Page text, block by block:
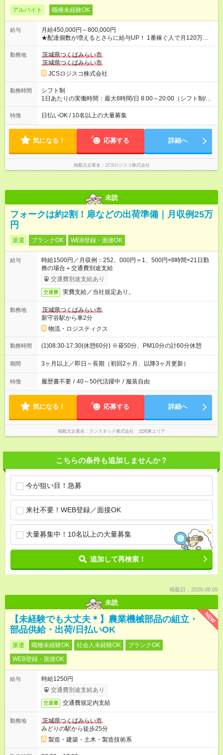
アルバイト 職種未経験OK
給与
月給450,000円～800,000円
★配達個数が増えるとさらに給与UP！ 1番稼ぐ人で月120万ほ
ど！ ・主要都市エリア 月収55万円／週5日稼働 月収65万~112
万円／週6日稼働 ・地方郊外エリア 月収40万円／週5日稼働 月
収40万円~50万円／週6日稼働 ＜モデルイメージ＞ ■月収50万
円 (27歳男性/江東区在住)※元建築関係 1日150個配達×25日勤務
(日休み) ■月収80万円(43歳男性/墨田区在住)※元営業 1日200個
勤務地
茨城県つくばみらい市
茨城県つくばみらい市
JCSロジスコ株式会社
勤務時間
シフト制
1日あたりの実働時間：最大8時間/日 8:00～20:00（シフト制/実
働8時間） ※週5日勤務（場所次第では週4も有り） ※配達状況に
よって時間外での勤務可能性有り ※案件により多少の前後あり
特徴 日払いOK / 10名以上の大量募集
気になる！ 応募する 詳細へ
掲載元企業名 JCSロジスコ株式会社
未読
フォークは約2割！扉などの出荷準備｜月収例25万
円
派遣 ブランクOK WEB登録・面接OK
給与
時給1500円／月収例：252、000円＝1、500円×8時間×21日勤
務の場合＋交通費別途支給
交通費別途支給あり
交通費 実費支給／当社規定あり。
勤務地
茨城県つくばみらい市
新守谷駅から車2分
物流・ロジスティクス
勤務時間 (1)08:30-17:30(休憩60分) ※昼50分、PM10分の計60分休憩
期間 3ヶ月以上／即日～長期（初回2ヶ月、以降3ヶ月更新）
特徴 履歴書不要 / 40～50代活躍中 / 服装自由
気になる！ 応募する 詳細へ
掲載元企業名 ランスタッド株式会社 北関東エリア
こちらの条件も追加しませんか？
今が狙い目！急募
来社不要！WEB登録／面接OK
大量募集中！10名以上の大量募集
追加して再検索！
掲載日：2026.08.05
未読
NEW
【未経験でも大丈夫＊】農業機械部品の組立・
部品供給・出荷/日払いOK
派遣 職種未経験OK 社会人未経験OK
ブランクOK
WEB登録・面接OK
給与
時給1250円
交通費別途支給あり
交通費 交通費規定内支給
勤務地
茨城県つくばみらい市
みどりの駅から徒歩25分
製造・建築・土木・製造技術系